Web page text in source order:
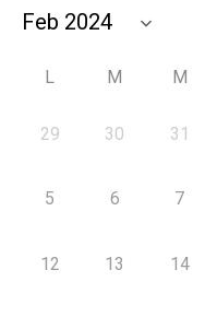
L M M
29 30 31
5 6 7
12 13 14